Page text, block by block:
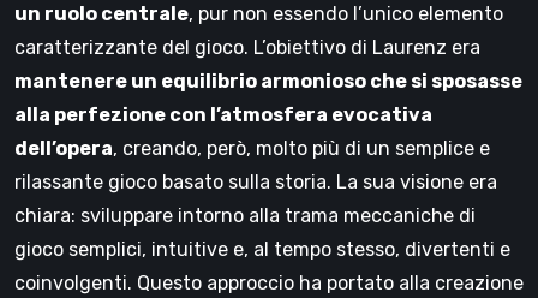
un ruolo centrale, pur non essendo l’unico elemento
caratterizzante del gioco. L’obiettivo di Laurenz era
mantenere un equilibrio armonioso che si sposasse
alla perfezione con l’atmosfera evocativa
dell’opera, creando, però, molto più di un semplice e
rilassante gioco basato sulla storia. La sua visione era
chiara: sviluppare intorno alla trama meccaniche di
gioco semplici, intuitive e, al tempo stesso, divertenti e
coinvolgenti. Questo approccio ha portato alla creazione